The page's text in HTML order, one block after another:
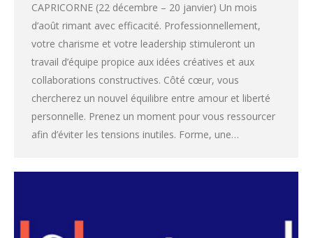
CAPRICORNE (22 décembre – 20 janvier) Un mois
d’août rimant avec efficacité. Professionnellement,
votre charisme et votre leadership stimuleront un
travail d’équipe propice aux idées créatives et aux
collaborations constructives. Côté cœur, vous
chercherez un nouvel équilibre entre amour et liberté
personnelle. Prenez un moment pour vous ressourcer
afin d’éviter les tensions inutiles. Forme, une…